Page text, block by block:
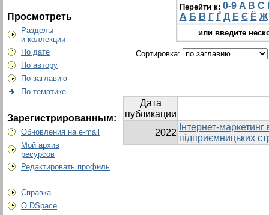
Просмотреть
Разделы
и коллекции
По дате
По автору
По заглавию
По тематике
Зарегистрированным:
Обновления на e-mail
Мой архив
ресурсов
Редактировать профиль
Справка
О DSpace
Перейти к: 0-9 A B C
А Б В Г Ґ Д Е Є Ё Ж
или введите
Сортировка:
Дата
публикации
2022
Інтернет-маркетинг
підприємницьких